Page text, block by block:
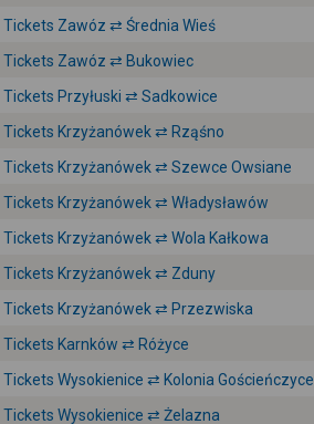
Tickets Zawóz ⇄ Średnia Wieś
Tickets Zawóz ⇄ Bukowiec
Tickets Przyłuski ⇄ Sadkowice
Tickets Krzyżanówek ⇄ Rząśno
Tickets Krzyżanówek ⇄ Szewce Owsiane
Tickets Krzyżanówek ⇄ Władysławów
Tickets Krzyżanówek ⇄ Wola Kałkowa
Tickets Krzyżanówek ⇄ Zduny
Tickets Krzyżanówek ⇄ Przezwiska
Tickets Karnków ⇄ Różyce
Tickets Wysokienice ⇄ Kolonia Gościeńczyce
Tickets Wysokienice ⇄ Żelazna